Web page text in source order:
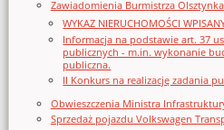
Zawiadomienia Burmistrza Olsztynka
WYKAZ NIERUCHOMOŚCI
Informacja na podstawie art. 37
publicznych - m.in. wykonanie
publiczna.
II Konkurs na realizację zadania
Obwieszczenia Ministra
Sprzedaż pojazdu Volkswagen